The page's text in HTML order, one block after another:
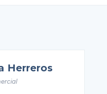
Herreros